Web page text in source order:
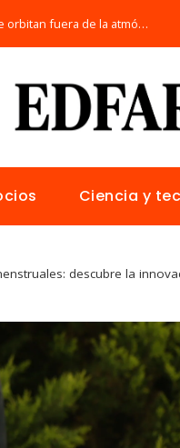
Los telescopios más avanzados que orbitan fuera de la atmósfera terrestre
Ciencia y
descubre la